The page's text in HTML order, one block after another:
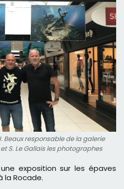
Beaux responsable de la galerie
S. Le Gallais les photographes
la Rocade.